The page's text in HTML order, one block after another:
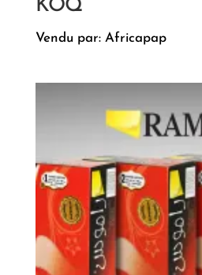
KOQ
Vendu par: Africapap